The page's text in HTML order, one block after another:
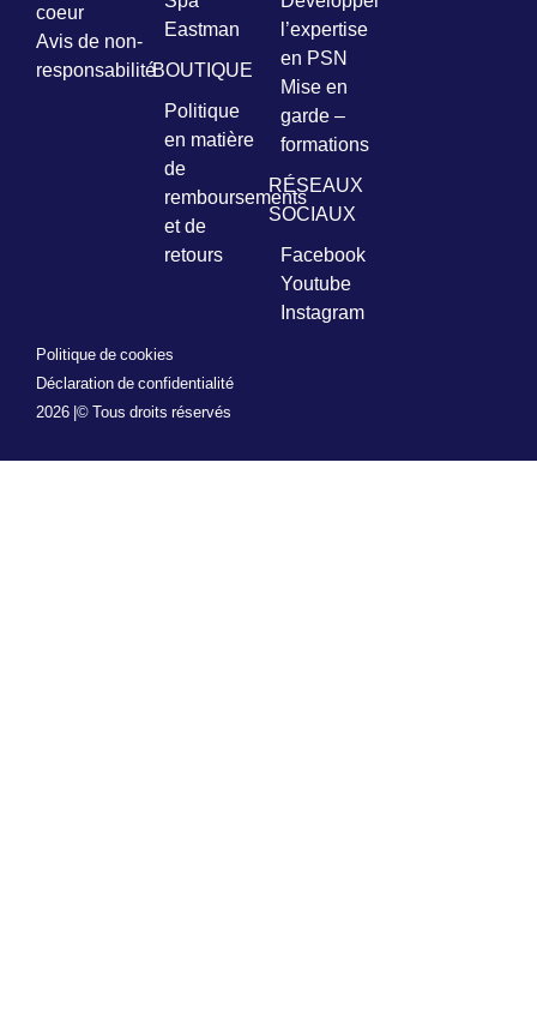
coeur
Avis de non-
responsabilité
Eastman
BOUTIQUE
Politique
en matière
de
remboursements
et de
retours
l’expertise
en PSN
Mise en
garde –
formations
RÉSEAUX
SOCIAUX
Facebook
Youtube
Instagram
2026 |© Tous droits réservés
Politique de cookies
Déclaration de confidentialité